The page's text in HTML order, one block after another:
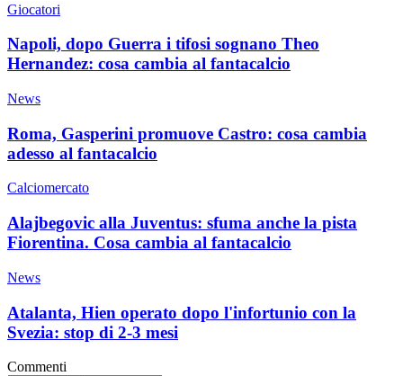
Giocatori
Napoli, dopo Guerra i tifosi sognano Theo
Hernandez: cosa cambia al fantacalcio
News
Roma, Gasperini promuove Castro: cosa cambia
adesso al fantacalcio
Calciomercato
Alajbegovic alla Juventus: sfuma anche la pista
Fiorentina. Cosa cambia al fantacalcio
News
Atalanta, Hien operato dopo l'infortunio con la
Svezia: stop di 2-3 mesi
Commenti